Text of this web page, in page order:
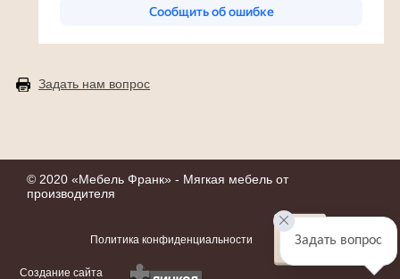
Задать нам вопрос
© 2020 «Мебель Франк» - Мягкая мебель от
производителя
Политика конфиденциальности
Создание сайта
Задать вопрос